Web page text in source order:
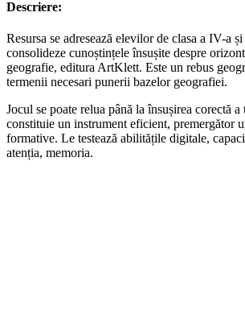
Descriere:
Resursa se adresează elevilor de clasa a IV-a
consolideze cunoștințele însușite despre
geografie, editura ArtKlett. Este un rebus
termenii necesari punerii bazelor geografiei.
Jocul se poate relua până la însușirea corectă
constituie un instrument eficient, premergător
formative. Le testează abilitățile digitale,
atenția, memoria.